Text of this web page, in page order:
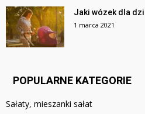
Jaki wózek dla
1 marca 2021
POPULARNE KATEGORIE
Sałaty, mieszanki sałat